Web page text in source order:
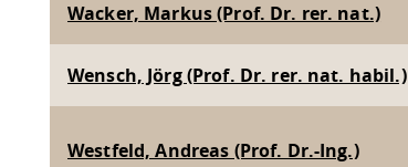
Wacker, Markus (Prof. Dr. rer. nat.)
Wensch, Jörg (Prof. Dr. rer. nat. habil.)
Westfeld, Andreas (Prof. Dr.-Ing.)